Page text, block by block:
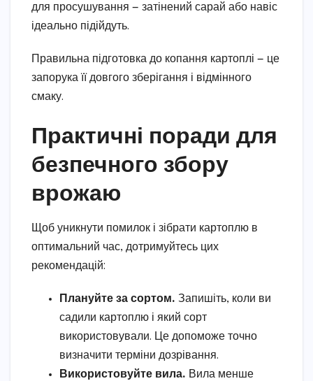
для просушування — затінений сарай або навіс
ідеально підійдуть.
Правильна підготовка до копання картоплі — це
запорука її довгого зберігання і відмінного
смаку.
Практичні поради для
безпечного збору
врожаю
Щоб уникнути помилок і зібрати картоплю в
оптимальний час, дотримуйтесь цих
рекомендацій:
Плануйте за сортом. Запишіть, коли ви
садили картоплю і який сорт
використовували. Це допоможе точно
визначити терміни дозрівання.
Використовуйте вила. Вила менше